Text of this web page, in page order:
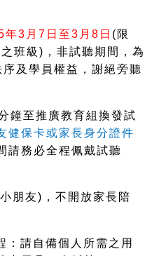
年3月7日至3月8日 ( 限
班級)，非試聽期間，為
及學員權益，謝絕旁聽
鐘至推廣教育組換發試
健保卡或家長身分證件
請務必全程佩戴試聽
朋友)，不開放家長陪
：請自備個人所需之用